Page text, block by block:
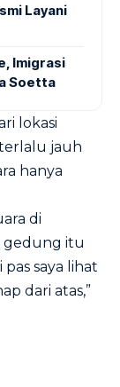
Layani
Imigrasi
Soetta
lokasi
jauh
hanya
di
gedung itu
saya lihat
dari atas,”